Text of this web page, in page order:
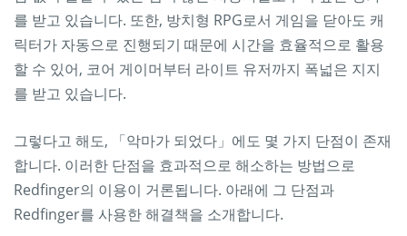
를 받고 있습니다. 또한, 방치형 RPG로서 게임을 닫아도 캐
릭터가 자동으로 진행되기 때문에 시간을 효율적으로 활용
할 수 있어, 코어 게이머부터 라이트 유저까지 폭넓은 지지
를 받고 있습니다.
그렇다고 해도, 「악마가 되었다」에도 몇 가지 단점이 존재
합니다. 이러한 단점을 효과적으로 해소하는 방법으로
Redfinger의 이용이 거론됩니다. 아래에 그 단점과
Redfinger를 사용한 해결책을 소개합니다.